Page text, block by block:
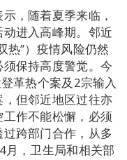
，随着夏季来临，
进入高峰期。邻近
热”）疫情风险仍然
保持高度警觉。今
革热个案及2宗输入
但邻近地区过往亦
作不能松懈，必须
跨部门合作，从多
，卫生局和相关部